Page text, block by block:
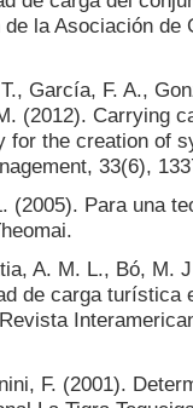
la Asociación de
García, F. A.,
(2012). Carrying
for the creation of
33(6),
(2005). Para una
A. M. L., Bó, M.
de carga turística
F. (2001).